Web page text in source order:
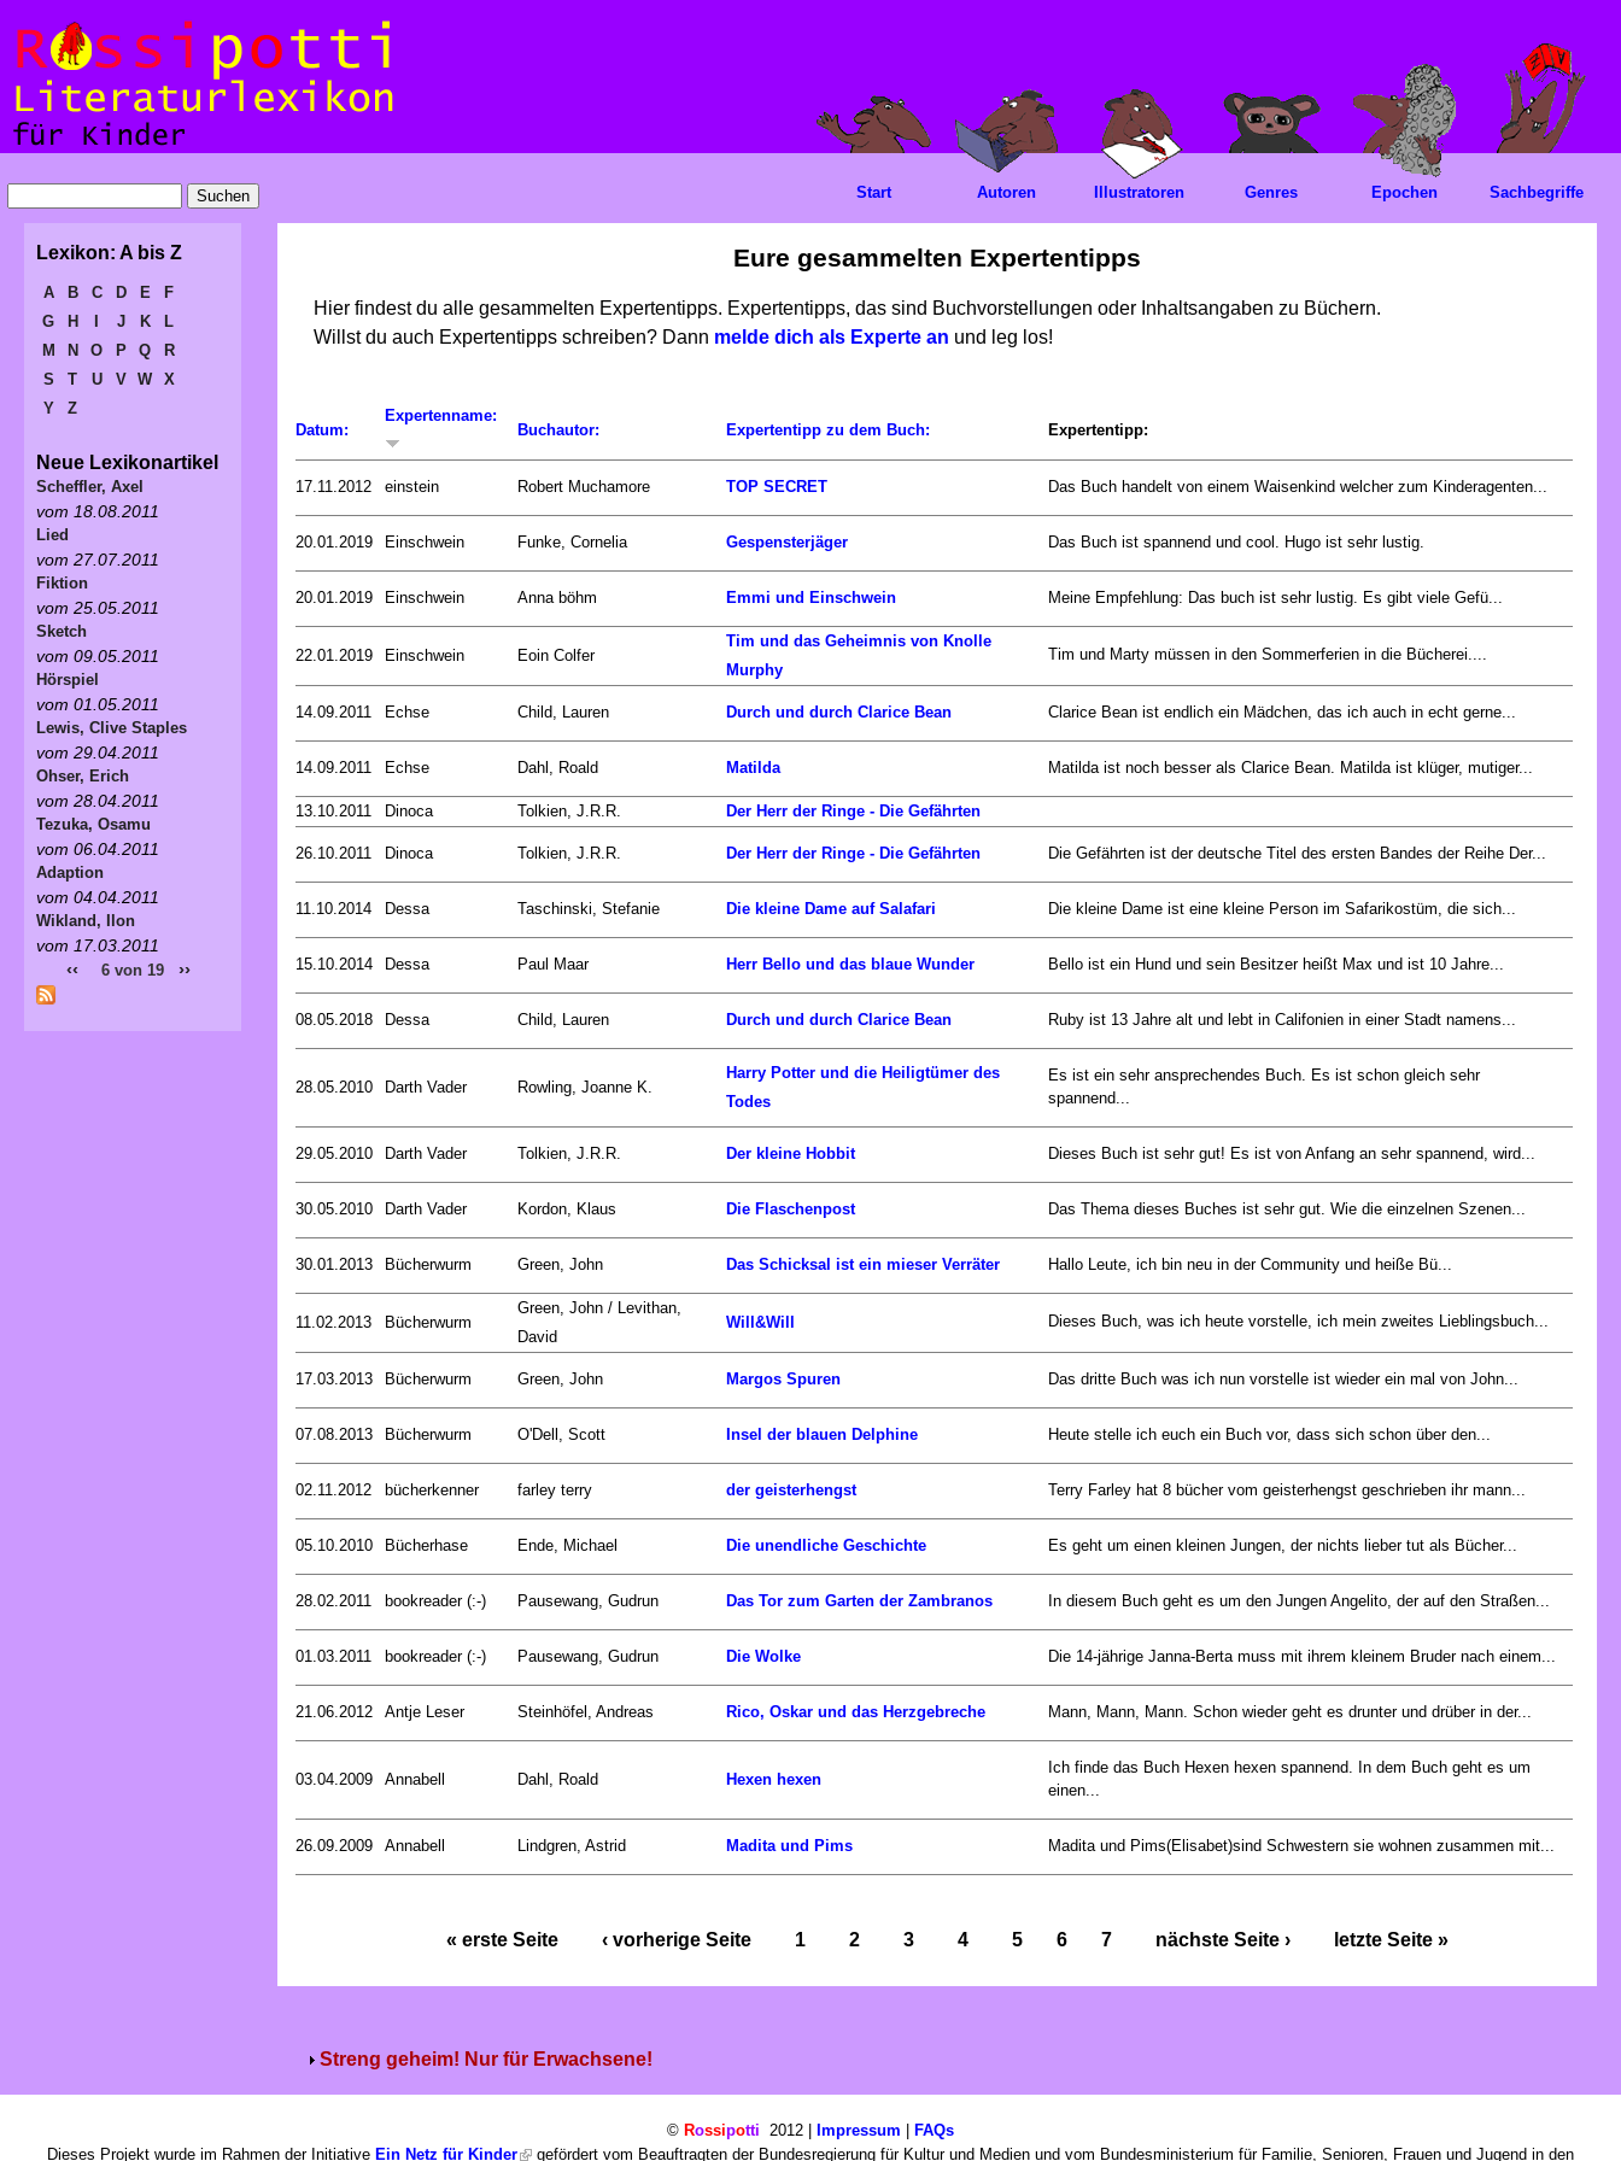
Eure gesammelten Expertentipps
Hier findest du alle gesammelten Expertentipps. Expertentipps, das sind Buchvorstellungen oder Inhaltsangaben zu Büchern.
Willst du auch Expertentipps schreiben? Dann melde dich als Experte an und leg los!
Datum:
Expertenname:
Buchautor:
Expertentipp zu dem Buch: Expertentipp:
17.11.2012 einstein Robert Muchamore TOP SECRET Das Buch handelt von einem Waisenkind welcher zum Kinderagenten...
20.01.2019 Einschwein Funke, Cornelia Gespensterjäger Das Buch ist spannend und cool. Hugo ist sehr lustig.
20.01.2019 Einschwein Anna böhm Emmi und Einschwein Meine Empfehlung: Das buch ist sehr lustig. Es gibt viele Gefü...
22.01.2019 Einschwein Eoin Colfer
Tim und das Geheimnis von Knolle
Murphy
Tim und Marty müssen in den Sommerferien in die Bücherei....
14.09.2011 Echse Child, Lauren Durch und durch Clarice Bean Clarice Bean ist endlich ein Mädchen, das ich auch in echt gerne...
14.09.2011 Echse Dahl, Roald Matilda Matilda ist noch besser als Clarice Bean. Matilda ist klüger, mutiger...
13.10.2011 Dinoca Tolkien, J.R.R. Der Herr der Ringe - Die Gefährten
26.10.2011 Dinoca Tolkien, J.R.R. Der Herr der Ringe - Die Gefährten Die Gefährten ist der deutsche Titel des ersten Bandes der Reihe Der...
11.10.2014 Dessa Taschinski, Stefanie Die kleine Dame auf Salafari Die kleine Dame ist eine kleine Person im Safarikostüm, die sich...
15.10.2014 Dessa Paul Maar Herr Bello und das blaue Wunder Bello ist ein Hund und sein Besitzer heißt Max und ist 10 Jahre...
08.05.2018 Dessa Child, Lauren Durch und durch Clarice Bean Ruby ist 13 Jahre alt und lebt in Califonien in einer Stadt namens...
28.05.2010 Darth Vader Rowling, Joanne K.
Harry Potter und die Heiligtümer des
Todes
Es ist ein sehr ansprechendes Buch. Es ist schon gleich sehr
spannend...
29.05.2010 Darth Vader Tolkien, J.R.R. Der kleine Hobbit Dieses Buch ist sehr gut! Es ist von Anfang an sehr spannend, wird...
30.05.2010 Darth Vader Kordon, Klaus Die Flaschenpost Das Thema dieses Buches ist sehr gut. Wie die einzelnen Szenen...
30.01.2013 Bücherwurm Green, John Das Schicksal ist ein mieser Verräter Hallo Leute, ich bin neu in der Community und heiße Bü...
11.02.2013 Bücherwurm
Green, John / Levithan,
David
Will&Will Dieses Buch, was ich heute vorstelle, ich mein zweites Lieblingsbuch...
17.03.2013 Bücherwurm Green, John Margos Spuren Das dritte Buch was ich nun vorstelle ist wieder ein mal von John...
07.08.2013 Bücherwurm O'Dell, Scott Insel der blauen Delphine Heute stelle ich euch ein Buch vor, dass sich schon über den...
02.11.2012 bücherkenner farley terry der geisterhengst Terry Farley hat 8 bücher vom geisterhengst geschrieben ihr mann...
05.10.2010 Bücherhase Ende, Michael Die unendliche Geschichte Es geht um einen kleinen Jungen, der nichts lieber tut als Bücher...
28.02.2011 bookreader (:-) Pausewang, Gudrun Das Tor zum Garten der Zambranos In diesem Buch geht es um den Jungen Angelito, der auf den Straßen...
01.03.2011 bookreader (:-) Pausewang, Gudrun Die Wolke Die 14-jährige Janna-Berta muss mit ihrem kleinem Bruder nach einem...
21.06.2012 Antje Leser Steinhöfel, Andreas Rico, Oskar und das Herzgebreche Mann, Mann, Mann. Schon wieder geht es drunter und drüber in der...
03.04.2009 Annabell Dahl, Roald Hexen hexen
Ich finde das Buch Hexen hexen spannend. In dem Buch geht es um
einen...
26.09.2009 Annabell Lindgren, Astrid Madita und Pims Madita und Pims(Elisabet)sind Schwestern sie wohnen zusammen mit...
« erste Seite ‹ vorherige Seite 1 2 3 4 5 6 7 nächste Seite › letzte Seite »
Streng geheim! Nur für Erwachsene!
Start Autoren Illustratoren Genres Epochen Sachbegriffe
Lexikon: A bis Z
A B C D E
F
G
H J K
L
M
N O P Q
R
S
T U V W
X
Y
Z
Neue Lexikonartikel
Scheffler, Axel
vom 18.08.2011
Lied
vom 27.07.2011
Fiktion
vom 25.05.2011
Sketch
vom 09.05.2011
Hörspiel
vom 01.05.2011
Lewis, Clive Staples
vom 29.04.2011
Ohser, Erich
vom 28.04.2011
Tezuka, Osamu
vom 06.04.2011
Adaption
vom 04.04.2011
Wikland, Ilon
vom 17.03.2011
‹‹ 6 von 19 ››
© Rossipotti 2012 | Impressum | FAQs
Dieses Projekt wurde im Rahmen der Initiative Ein Netz für Kinder gefördert vom Beauftragten der Bundesregierung für Kultur und Medien und vom Bundesministerium für Familie, Senioren, Frauen und Jugend in den